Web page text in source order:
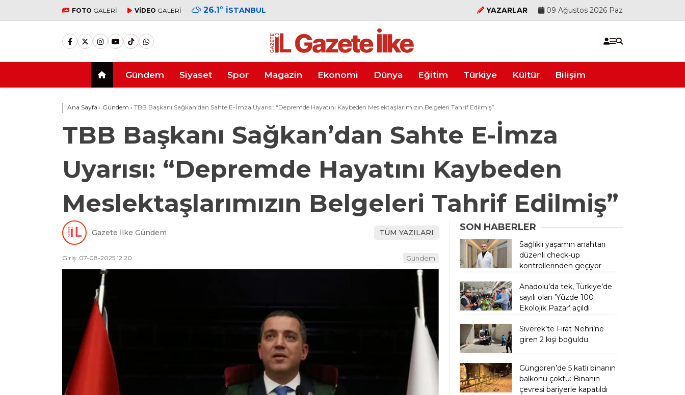
FOTO GALERİ VİDEO GALERİ 26.1° İSTANBUL YAZARLAR 09 Ağustos 2026 Paz
Gündem Siyaset Spor Magazin Ekonomi Dünya Eğitim Türkiye Kültür Bilişim
Ana Sayfa › Gündem › TBB Başkanı Sağkan’dan Sahte E-İmza Uyarısı: “Depremde Hayatını Kaybeden Meslektaşlarımızın Belgeleri Tahrif Edilmiş”
TBB Başkanı Sağkan’dan Sahte E-İmza
Uyarısı: “Depremde Hayatını Kaybeden
Meslektaşlarımızın Belgeleri Tahrif Edilmiş”
Gazete İlke Gündem TÜM YAZILARI
Giriş: 07-08-2025 12:20 Gündem
SON HABERLER
Sağlıklı yaşamın anahtarı
düzenli check-up
kontrollerinden geçiyor
Anadolu’da tek, Türkiye’de
sayılı olan ’Yüzde 100
Ekolojik Pazar’ açıldı
Siverek’te Fırat Nehri’ne
giren 2 kişi boğuldu
Güngören’de 5 katlı binanın
balkonu çöktü: Binanın
çevresi bariyerle kapatıldı